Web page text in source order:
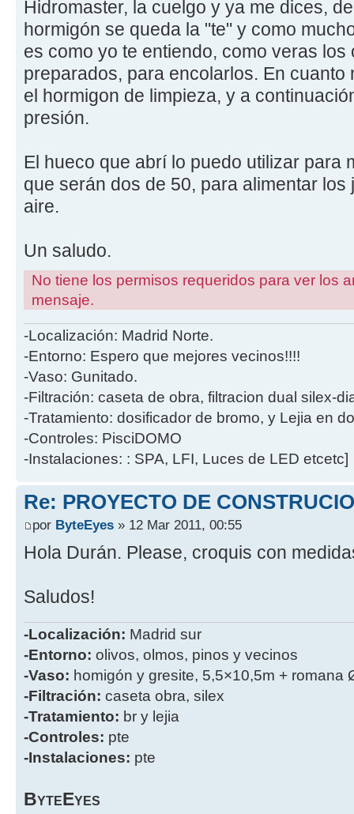
Hidromaster, la cuelgo y ya me dices,
hormigón se queda la "te" y como
es como yo te entiendo, como veras
preparados, para encolarlos. En cuanto
el hormigon de limpieza, y a
presión.
El hueco que abrí lo puedo utilizar para
que serán dos de 50, para alimentar
aire.
Un saludo.
No tiene los permisos requeridos para ver los
mensaje.
-Localización: Madrid Norte.
-Entorno: Espero que mejores vecinos!!!!
-Vaso: Gunitado.
-Filtración: caseta de obra, filtracion dual silex-
-Tratamiento: dosificador de bromo, y Lejia en
-Controles: PisciDOMO
-Instalaciones: : SPA, LFI, Luces de LED etcetc]
Re: PROYECTO DE
por ByteEyes » 12 Mar 2011, 00:55
Hola Durán. Please, croquis con
Saludos!
-Localización: Madrid sur
-Entorno: olivos, olmos, pinos y vecinos
-Vaso: homigón y gresite, 5,5×10,5m + romana
-Filtración: caseta obra, silex
-Tratamiento: br y lejia
-Controles: pte
-Instalaciones: pte
BYTEEYES